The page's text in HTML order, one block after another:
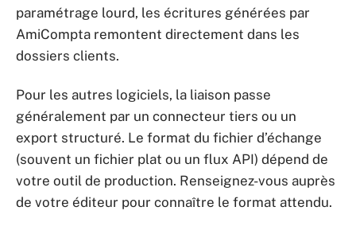
paramétrage lourd, les écritures générées par
AmiCompta remontent directement dans les
dossiers clients.
Pour les autres logiciels, la liaison passe
généralement par un connecteur tiers ou un
export structuré. Le format du fichier d’échange
(souvent un fichier plat ou un flux API) dépend de
votre outil de production. Renseignez-vous auprès
de votre éditeur pour connaître le format attendu.